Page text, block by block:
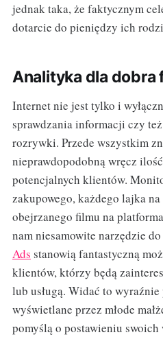
jednak taka, że faktycznym
dotarcie do pieniędzy ich
Analityka dla dobra
Internet nie jest tylko i
sprawdzania informacji czy
rozrywki. Przede wszystkim
nieprawdopodobną wręcz
potencjalnych klientów.
zakupowego, każdego lajka
obejrzanego filmu na
nam niesamowite narzędzie
Ads stanowią fantastyczną
klientów, którzy będą
lub usługą. Widać to
wyświetlane przez młode
pomyślą o postawieniu swoich